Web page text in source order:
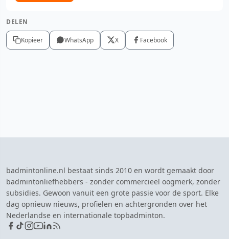
DELEN
Kopieer WhatsApp X Facebook
badmintonline.nl bestaat sinds 2010 en wordt gemaakt door
badmintonliefhebbers - zonder commercieel oogmerk, zonder
subsidies. Gewoon vanuit een grote passie voor de sport. Elke
dag opnieuw nieuws, profielen en achtergronden over het
Nederlandse en internationale topbadminton.